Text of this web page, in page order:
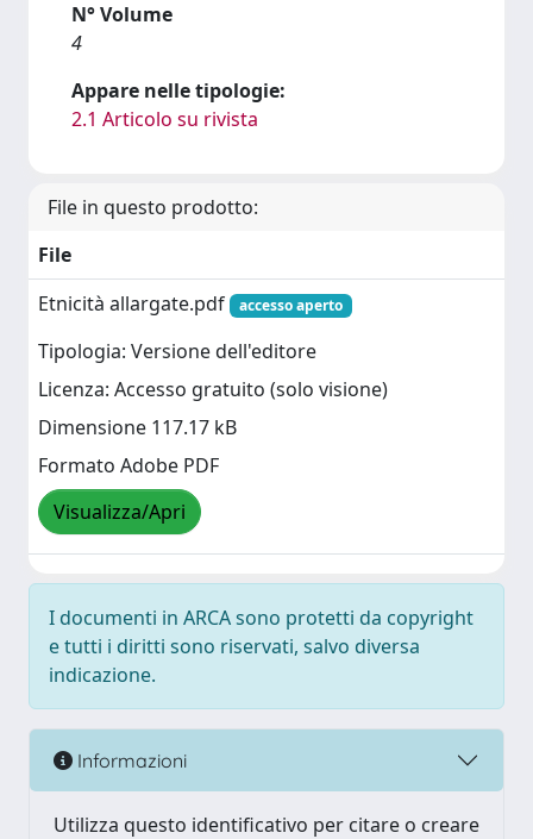
N° Volume
4
Appare nelle tipologie:
2.1 Articolo su rivista
File in questo prodotto:
File
Etnicità allargate.pdf
accesso aperto
Tipologia: Versione dell'editore
Licenza: Accesso gratuito (solo visione)
Dimensione 117.17 kB
Formato Adobe PDF
Visualizza/Apri
I documenti in ARCA sono protetti da copyright
e tutti i diritti sono riservati, salvo diversa
indicazione.
Informazioni
Utilizza questo identificativo per citare o creare